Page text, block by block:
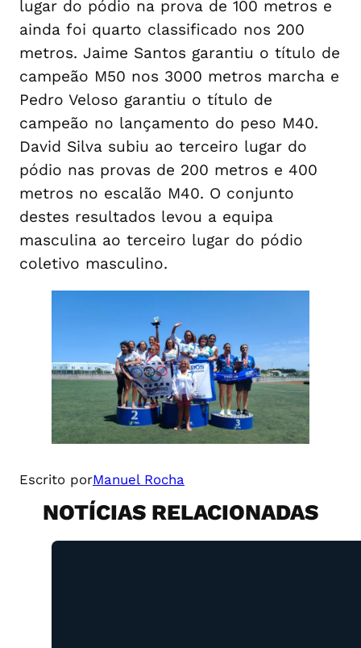
lugar do pódio na prova de 100 metros e
ainda foi quarto classificado nos 200
metros. Jaime Santos garantiu o título de
campeão M50 nos 3000 metros marcha e
Pedro Veloso garantiu o título de
campeão no lançamento do peso M40.
David Silva subiu ao terceiro lugar do
pódio nas provas de 200 metros e 400
metros no escalão M40. O conjunto
destes resultados levou a equipa
masculina ao terceiro lugar do pódio
coletivo masculino.
Escrito porManuel Rocha
NOTÍCIAS RELACIONADAS